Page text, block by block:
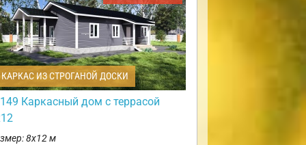
ИЗ СТРОГАНОЙ ДОСКИ
Каркасный дом с террасой
8х12 м